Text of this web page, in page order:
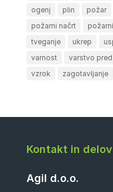
ogenj
plin požar
požarni načrt
tveganje
ukrep
varnost
varstvo
vzrok
zagotavljanje
Kontakt in
Agil d.o.o.